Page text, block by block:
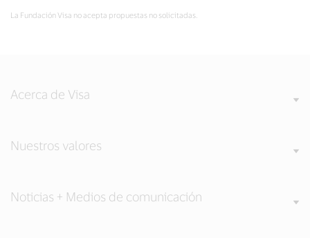
La Fundación Visa no acepta propuestas no solicitadas.
Acerca de Visa
Nuestros valores
Noticias + Medios de comunicación